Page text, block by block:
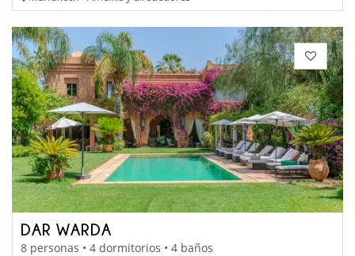
DAR WARDA
8 personas • 4 dormitorios • 4 baños